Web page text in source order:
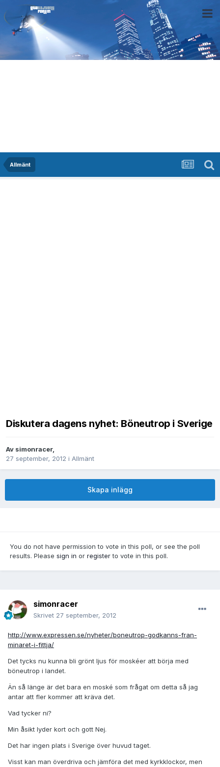
Allmänt
Diskutera dagens nyhet: Böneutrop i Sverige
Av simonracer,
27 september, 2012 i Allmänt
Skapa inlägg
You do not have permission to vote in this poll, or see the poll
results. Please sign in or registerto vote in this poll.
simonracer
Skrivet 27 september, 2012
http://www.expressen.se/nyheter/boneutrop-godkanns-fran-
minaret-i-fittja/
Det tycks nu kunna bli grönt ljus för moskéer att börja med
böneutrop i landet.
Än så länge är det bara en moské som frågat om detta så jag
antar att fler kommer att kräva det.
Vad tycker ni?
Min åsikt lyder kort och gott Nej.
Det har ingen plats i Sverige över huvud taget.
Visst kan man överdriva och jämföra det med kyrkklockor, men